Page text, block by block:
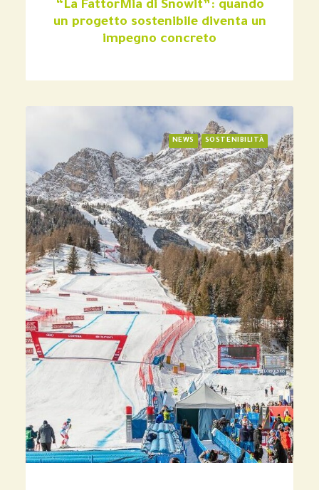
“La FattorMia di Snowit”: quando
un progetto sostenibile diventa un
impegno concreto
NEWS SOSTENIBILITÀ